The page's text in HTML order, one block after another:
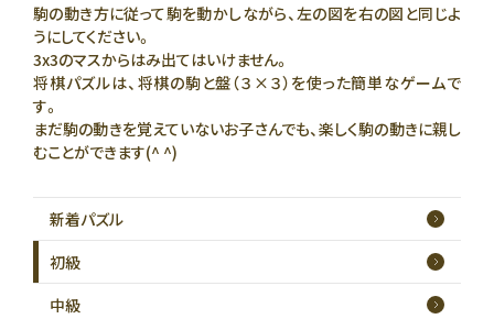
駒の動き方に従って駒を動かしながら、左の図を右の図と同じよ
うにしてください。
3x3のマスからはみ出てはいけません。
将棋パズルは、将棋の駒と盤（３×３）を使った簡単なゲームで
す。
まだ駒の動きを覚えていないお子さんでも、楽しく駒の動きに親し
むことができます(^ ^)
新着パズル
初級
中級